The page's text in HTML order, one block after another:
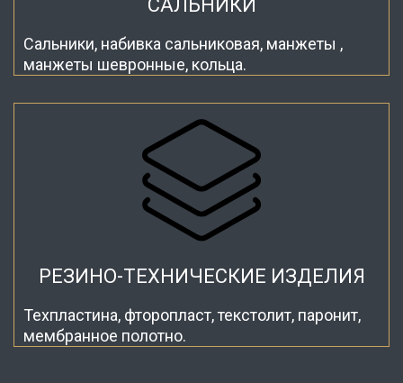
САЛЬНИКИ
Сальники, набивка сальниковая, манжеты ,
манжеты шевронные, кольца.
РЕЗИНО-ТЕХНИЧЕСКИЕ ИЗДЕЛИЯ
Техпластина, фторопласт, текстолит, паронит,
мембранное полотно.